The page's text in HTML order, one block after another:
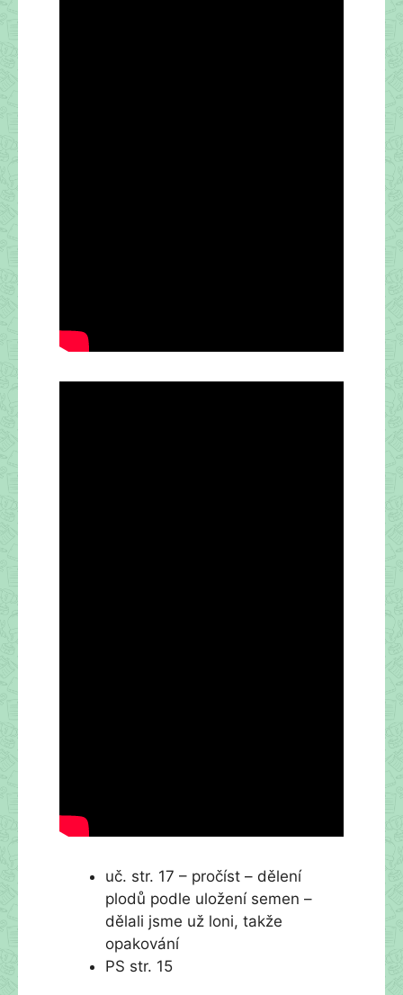
uč. str. 17 – pročíst – dělení
plodů podle uložení semen –
dělali jsme už loni, takže
opakování
PS str. 15